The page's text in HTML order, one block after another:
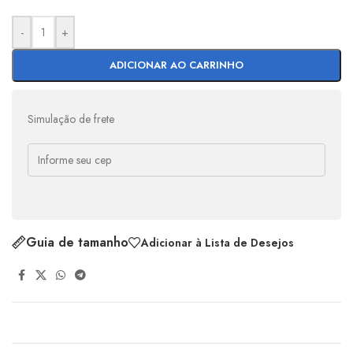
- +
ADICIONAR AO CARRINHO
Simulação de frete
Guia de tamanho Adicionar à Lista de Desejos